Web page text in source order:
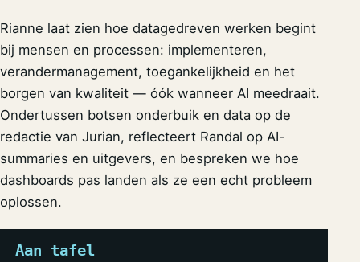
Rianne laat zien hoe datagedreven werken begint
bij mensen en processen: implementeren,
verandermanagement, toegankelijkheid en het
borgen van kwaliteit — óók wanneer AI meedraait.
Ondertussen botsen onderbuik en data op de
redactie van Jurian, reflecteert Randal op AI-
summaries en uitgevers, en bespreken we hoe
dashboards pas landen als ze een echt probleem
oplossen.
Aan tafel